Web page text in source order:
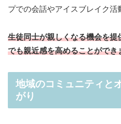
プでの会話やアイスブレイク活
生徒同士が親しくなる機会を
でも親近感を高めることができ
地域のコミュニティと
がり